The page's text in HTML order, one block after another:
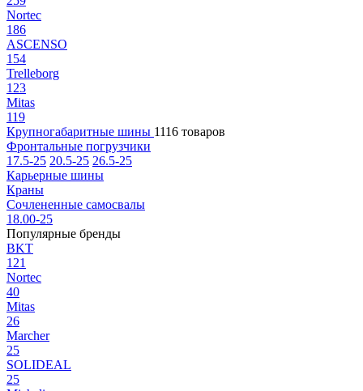
Nortec
186
ASCENSO
154
Trelleborg
123
Mitas
119
Крупногабаритные шины 1116 товаров
Фронтальные погрузчики
17.5-25 20.5-25 26.5-25
Карьерные шины
Краны
Сочлененные самосвалы
18.00-25
Популярные бренды
BKT
121
Nortec
40
Mitas
26
Marcher
25
SOLIDEAL
25